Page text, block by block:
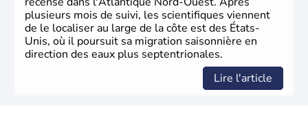
plusieurs mois de suivi, les scientifiques viennent
de le localiser au large de la côte est des États-
Unis, où il poursuit sa migration saisonnière en
direction des eaux plus septentrionales.
Lire l'article